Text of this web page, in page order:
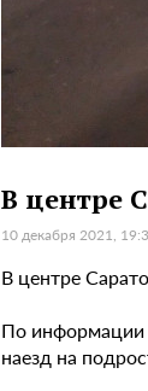
В центре
10 декабря 2021,
В центре
По информации
наезд на